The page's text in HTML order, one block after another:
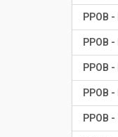
PPOB -
PPOB -
PPOB -
PPOB
PPOB -